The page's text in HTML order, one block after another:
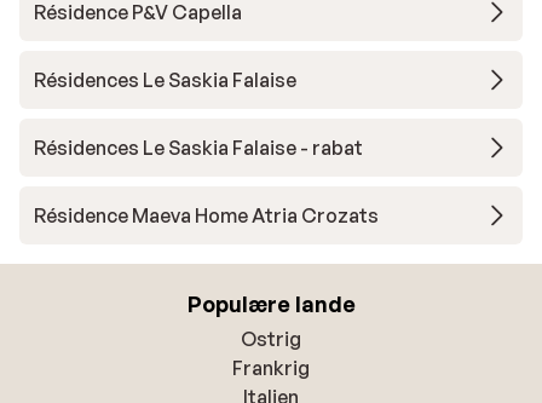
Résidence P&V Capella
Résidences Le Saskia Falaise
Résidences Le Saskia Falaise - rabat
Résidence Maeva Home Atria Crozats
Populære lande
Ostrig
Frankrig
Italien